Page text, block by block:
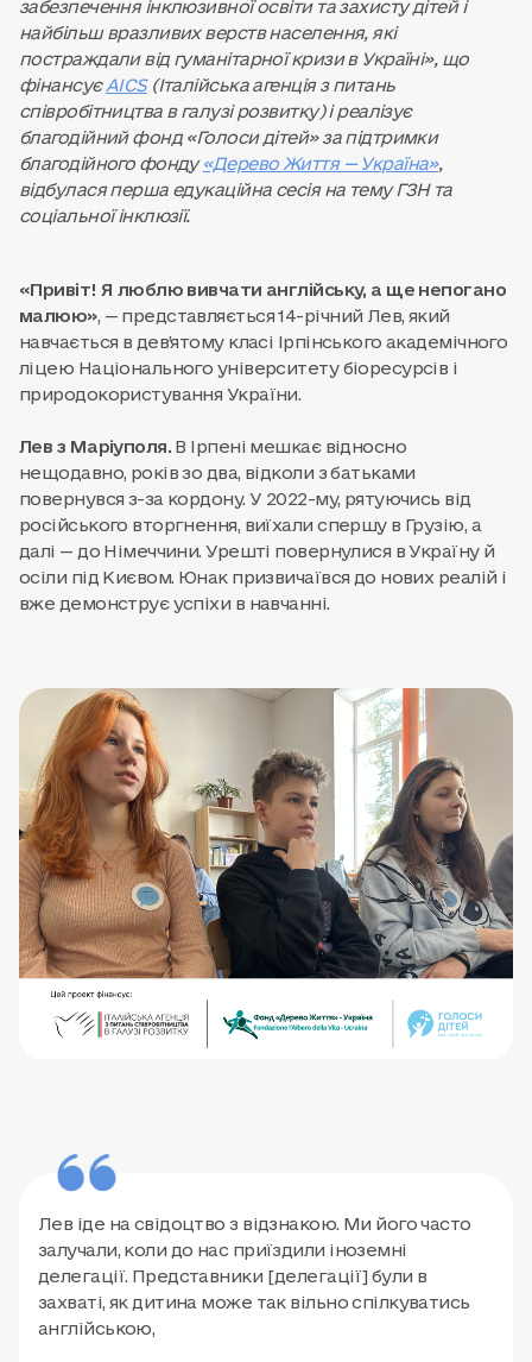
забезпечення інклюзивної освіти та захисту дітей і
найбільш вразливих верств населення, які
постраждали від гуманітарної кризи в Україні», що
фінансуєAICS(Італійська агенція з питань
співробітництва в галузі розвитку) і реалізує
благодійний фонд «Голоси дітей» за підтримки
благодійного фонду«Дерево Життя — Україна»,
відбулася перша едукаційна сесія на тему ГЗН та
соціальної інклюзії.
«Привіт! Я люблю вивчати англійську, а ще непогано
малюю», — представляється 14-річний Лев, який
навчається в дев’ятому класі Ірпінського академічного
ліцею Національного університету біоресурсів і
природокористування України.
Лев з Маріуполя. В Ірпені мешкає відносно
нещодавно, років зо два, відколи з батьками
повернувся з-за кордону. У 2022-му, рятуючись від
російського вторгнення, виїхали спершу в Грузію, а
далі — до Німеччини. Урешті повернулися в Україну й
осіли під Києвом. Юнак призвичаївся до нових реалій і
вже демонструє успіхи в навчанні.
Лев іде на свідоцтво з відзнакою. Ми його часто
залучали, коли до нас приїздили іноземні
делегації. Представники [делегації] були в
захваті, як дитина може так вільно спілкуватись
англійською,